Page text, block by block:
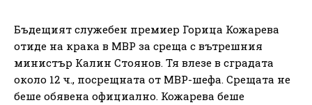
Бъдещият служебен премиер Горица Кожарева
отиде на крака в МВР за среща с вътрешния
министър Калин Стоянов. Тя влезе в сградата
около 12 ч., посрещната от МВР-шефа. Срещата не
беше обявена официално. Кожарева беше